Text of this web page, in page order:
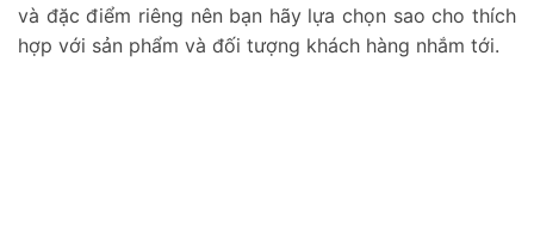
và đặc điểm riêng nên bạn hãy lựa chọn sao cho thích
hợp với sản phẩm và đối tượng khách hàng nhắm tới.